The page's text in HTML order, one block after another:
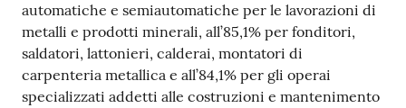
automatiche e semiautomatiche per le lavorazioni di
metalli e prodotti minerali, all’85,1% per fonditori,
saldatori, lattonieri, calderai, montatori di
carpenteria metallica e all’84,1% per gli operai
specializzati addetti alle costruzioni e mantenimento